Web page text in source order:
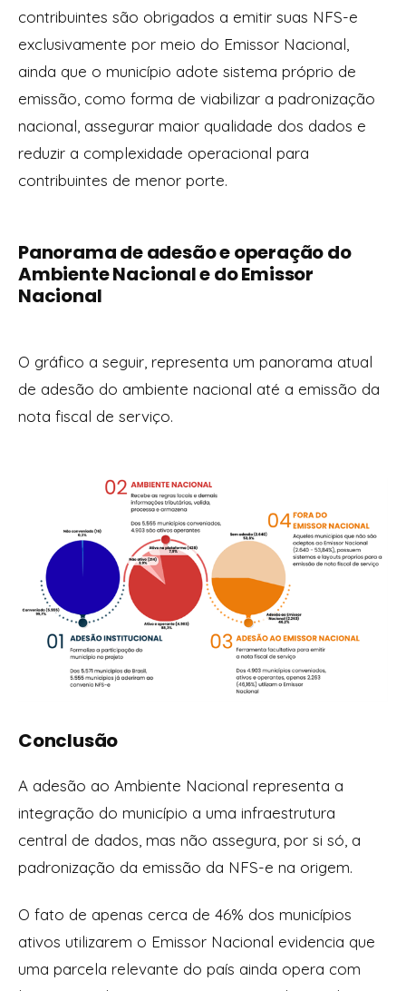
contribuintes são obrigados a emitir suas NFS-e
exclusivamente por meio do Emissor Nacional,
ainda que o município adote sistema próprio de
emissão, como forma de viabilizar a padronização
nacional, assegurar maior qualidade dos dados e
reduzir a complexidade operacional para
contribuintes de menor porte.
Panorama de adesão e operação do
Ambiente Nacional e do Emissor
Nacional
O gráfico a seguir, representa um panorama atual
de adesão do ambiente nacional até a emissão da
nota fiscal de serviço.
Conclusão
A adesão ao Ambiente Nacional representa a
integração do município a uma infraestrutura
central de dados, mas não assegura, por si só, a
padronização da emissão da NFS-e na origem.
O fato de apenas cerca de 46% dos municípios
ativos utilizarem o Emissor Nacional evidencia que
uma parcela relevante do país ainda opera com